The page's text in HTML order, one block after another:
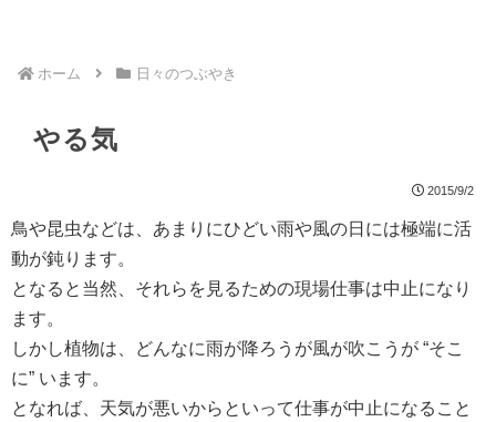
ホーム 日々のつぶやき
やる気
2015/9/2
鳥や昆虫などは、あまりにひどい雨や風の日には極端に活
動が鈍ります。
となると当然、それらを見るための現場仕事は中止になり
ます。
しかし植物は、どんなに雨が降ろうが風が吹こうが “そこ
に” います。
となれば、天気が悪いからといって仕事が中止になること